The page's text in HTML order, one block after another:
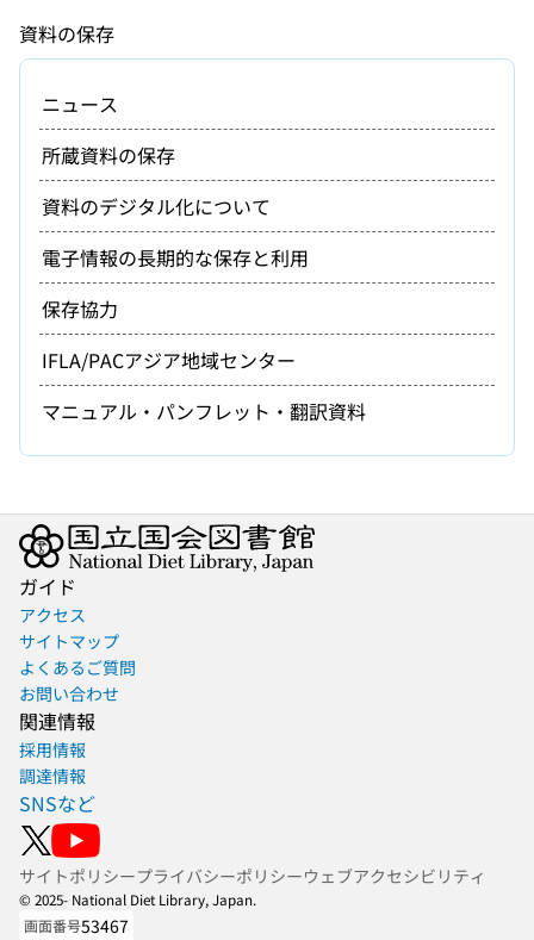
資料の保存
ニュース
所蔵資料の保存
資料のデジタル化について
電子情報の長期的な保存と利用
保存協力
IFLA/PACアジア地域センター
マニュアル・パンフレット・翻訳資料
ガイド
アクセス
サイトマップ
よくあるご質問
お問い合わせ
関連情報
採用情報
調達情報
SNSなど
サイトポリシープライバシーポリシーウェブアクセシビリティ
© 2025- National Diet Library, Japan.
画面番号53467